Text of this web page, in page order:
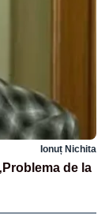
Ionuț Nichita
de la